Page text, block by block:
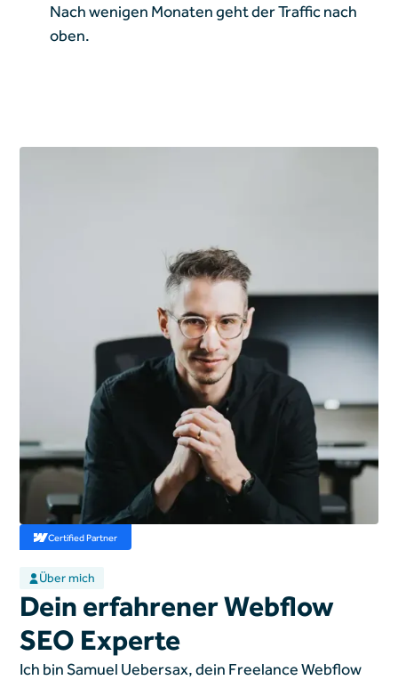
Nach wenigen Monaten geht der Traffic nach
oben.
Über mich
Dein erfahrener Webflow
SEO Experte
Ich bin Samuel Uebersax, dein Freelance Webflow
Certified Partner